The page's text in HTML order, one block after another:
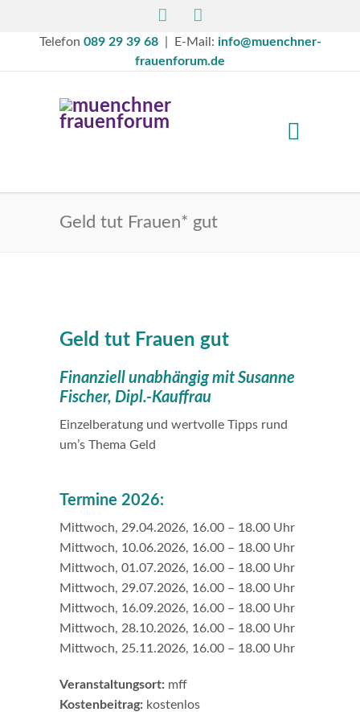
Telefon 089 29 39 68| E-Mail: info@muenchner-
frauenforum.de
Geld tut Frauen* gut
Geld tut Frauen gut
Finanziell unabhängig mit Susanne
Fischer, Dipl.-Kauffrau
Einzelberatung und wertvolle Tipps rund
um’s Thema Geld
Termine 2026:
Mittwoch, 29.04.2026, 16.00 – 18.00 Uhr
Mittwoch, 10.06.2026, 16.00 – 18.00 Uhr
Mittwoch, 01.07.2026, 16.00 – 18.00 Uhr
Mittwoch, 29.07.2026, 16.00 – 18.00 Uhr
Mittwoch, 16.09.2026, 16.00 – 18.00 Uhr
Mittwoch, 28.10.2026, 16.00 – 18.00 Uhr
Mittwoch, 25.11.2026, 16.00 – 18.00 Uhr
Veranstaltungsort: mff
Kostenbeitrag: kostenlos